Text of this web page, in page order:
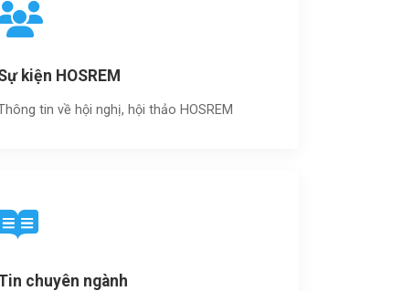
kiện HOSREM
tin về hội nghị, hội thảo HOSREM
chuyên ngành